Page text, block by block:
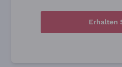
Erhalten